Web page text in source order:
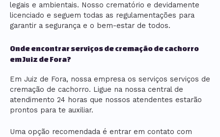
legais e ambientais. Nosso crematório e devidamente
licenciado e seguem todas as regulamentações para
garantir a segurança e o bem-estar de todos.
Onde encontrar serviços de cremação de cachorro
em Juiz de Fora?
Em Juiz de Fora, nossa empresa os serviços serviços de
cremação de cachorro. Ligue na nossa central de
atendimento 24 horas que nossos atendentes estarão
prontos para te auxiliar.
Uma opção recomendada é entrar em contato com